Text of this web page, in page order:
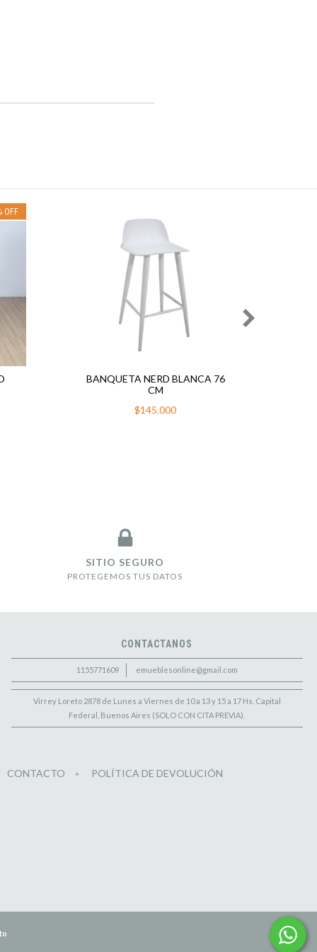
OFF
BANQUETA NERD BLANCA 76
CM
$145.000
SITIO SEGURO
PROTEGEMOS TUS DATOS
CONTACTANOS
1155771609 emueblesonline@gmail.com
Virrey Loreto 2878 de Lunes a Viernes de 10 a 13 y 15 a 17 Hs. Capital
Federal, Buenos Aires (SOLO CON CITA PREVIA).
CONTACTO POLÍTICA DE DEVOLUCIÓN